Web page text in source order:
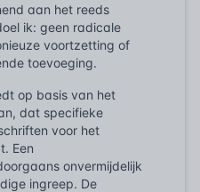
aan het reeds
ik: geen radicale
voortzetting of
toevoeging.
op basis van het
dat specifieke
voor het
Een
onvermijdelijk
ingreep. De